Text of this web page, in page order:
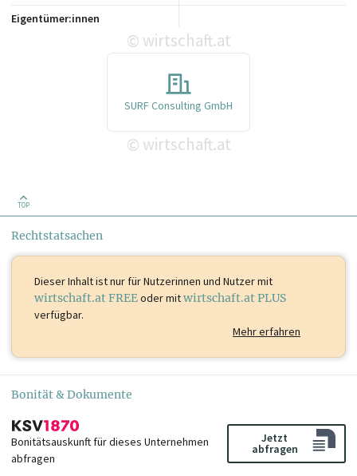
Eigentümer:innen
© wirtschaft.at
SURF Consulting GmbH
© wirtschaft.at
TOP
Rechtstatsachen
Dieser Inhalt istnur für Nutzerinnen und Nutzer mit
wirtschaft.at FREEoder mitwirtschaft.at PLUS
verfügbar.
Mehr erfahren
Bonität & Dokumente
Bonitätsauskunft für dieses Unternehmen
abfragen
Jetzt
abfragen